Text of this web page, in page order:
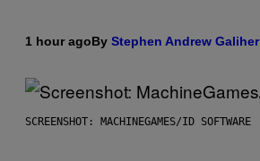
1 hour agoBy Stephen Andrew Galiher
SCREENSHOT: MACHINEGAMES/ID SOFTWARE